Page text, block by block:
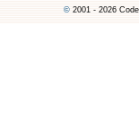
© 2001 - 2026